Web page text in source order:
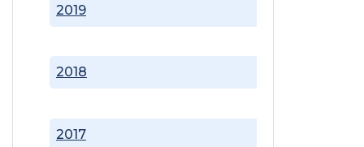
2017
2018
2019